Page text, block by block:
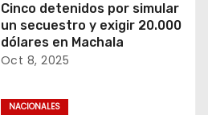
Cinco detenidos por simular
un secuestro y exigir 20.000
dólares en Machala
Oct 8, 2025
NACIONALES